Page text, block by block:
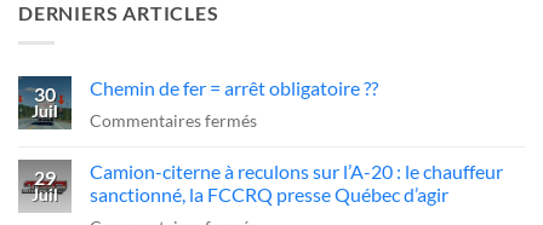
DERNIERS ARTICLES
30
Juil
Chemin de fer = arrêt obligatoire ??
Commentaires ferméssur
de
fer
29
Juil
Camion-citerne à reculons sur l’A-20 : le chauffeur
sanctionné, la FCCRQ presse Québec d’agir